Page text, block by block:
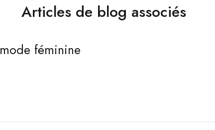
Articles de blog associés
féminine